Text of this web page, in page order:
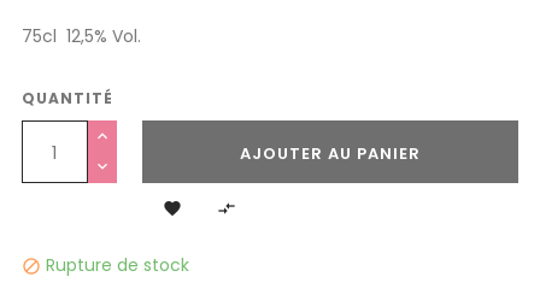
75cl 12,5% Vol.
QUANTITÉ
AJOUTER AU PANIER
 
 Rupture de stock